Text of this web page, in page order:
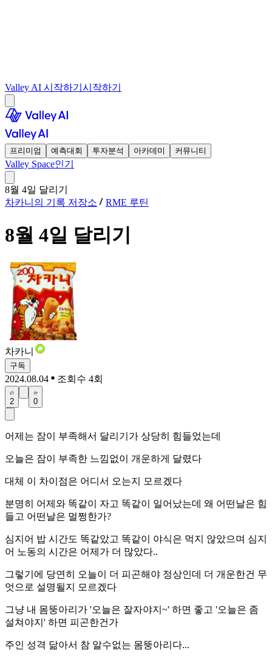
Valley AI 시작하기 시작하기
프리미엄 예측대회 투자분석 아카데미 커뮤니티
Valley Space인기
8월 4일 달리기
차카니의 기록 저장소
RME 루틴
8월 4일 달리기
차카니
구독
2024.08.04 조회수 4회
2 0
어제는 잠이 부족해서 달리기가 상당히 힘들었는데
오늘은 잠이 부족한 느낌없이 개운하게 달렸다
대체 이 차이점은 어디서 오는지 모르겠다
분명히 어제와 똑같이 자고 똑같이 일어났는데 왜 어떤날은 힘
들고 어떤날은 멀쩡한가?
심지어 밥 시간도 똑같았고 똑같이 야식은 먹지 않았으며 심지
어 노동의 시간은 어제가 더 많았다..
그렇기에 당연히 오늘이 더 피곤해야 정상인데 더 개운한건 무
엇으로 설명될지 모르겠다
그냥 내 몸뚱아리가 '오늘은 잘자야지~' 하면 좋고 '오늘은 좀
설쳐야지' 하면 피곤한건가
주인 성격 닮아서 참 알수없는 몸뚱아리다...